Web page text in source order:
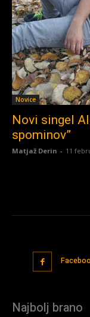
Novice
Novi singel
spominov”
Matjaž Derin - 11
Najbolj brano